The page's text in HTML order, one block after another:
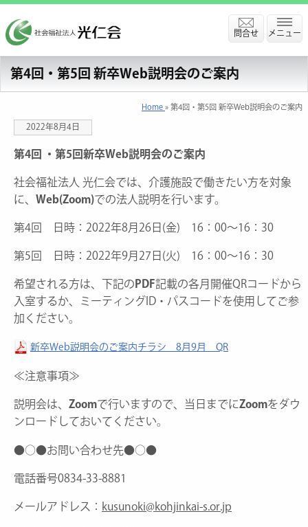
メニュー
問合せ
第4回・第5回 新卒Web説明会のご案内
Home» 第4回・第5回 新卒Web説明会のご案内
2022年8月4日
第4回 ・第5回新卒Web説明会のご案内
社会福祉法人 光仁会では、介護施設で働きたい方を対象
に、 Web(Zoom)での法人説明を行います。
第4回 日時：2022年8月26日(金) 16：00～16：30
第5回 日時：2022年9月27日(火) 16：00～16：30
希望される方は、下記のPDF記載の各月開催QRコードから
入室するか、ミーティングID・パスコードを使用してご参
加ください。
新卒Web説明会のご案内チラシ 8月9月 QR
≪注意事項≫
説明会は、 Zoomで行いますので、当日までにZoomをダウ
ンロードしておいてください。
●○●お問い合わせ先●○●
電話番号0834-33-8881
メールアドレス： kusunoki@kohjinkai-s.or.jp